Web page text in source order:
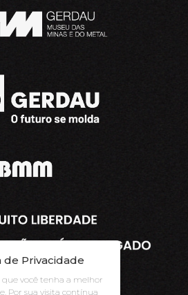
de Privacidade
você tenha a melhor
Por sua visita contínua